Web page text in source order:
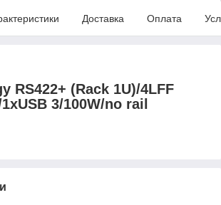
Доставка Оплата
RS422+ (Rack 1U)/4LFF
3/100W/no rail